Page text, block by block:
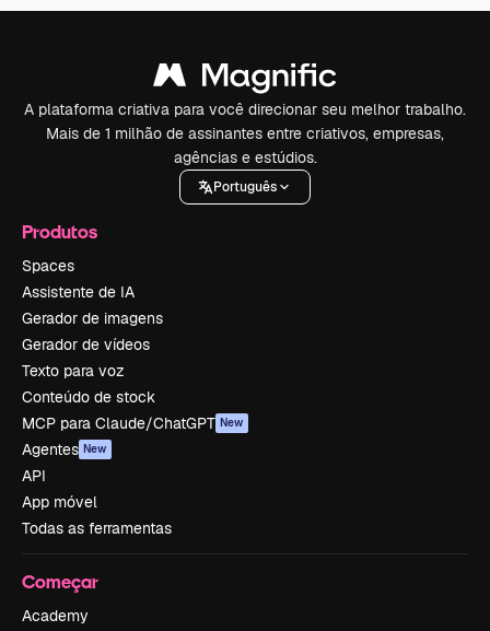
A plataforma criativa para você direcionar seu melhor trabalho.
Mais de 1 milhão de assinantes entre criativos, empresas,
agências e estúdios.
Português
Produtos
Spaces
Assistente de IA
Gerador de imagens
Gerador de vídeos
Texto para voz
Conteúdo de stock
MCP para Claude/ChatGPT New
Agentes New
API
App móvel
Todas as ferramentas
Começar
Academy